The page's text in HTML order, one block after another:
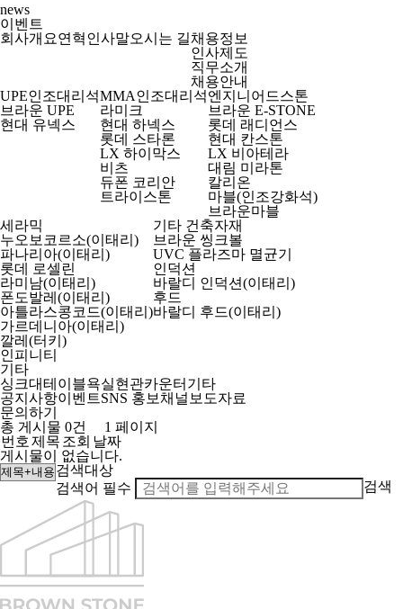
news
이벤트
회사개요연혁인사말오시는 길채용정보
인사제도
직무소개
채용안내
UPE인조대리석
브라운 UPE
현대 유넥스
MMA인조대리석
라미크
현대 하넥스
롯데 스타론
LX 하이막스
비츠
듀폰 코리안
트라이스톤
엔지니어드스톤
브라운 E-STONE
롯데 래디언스
현대 칸스톤
LX 비아테라
대림 미라톤
칼리온
마블(인조강화석)
브라운마블
세라믹
누오보코르소(이태리)
파나리아(이태리)
롯데 로셀린
라미남(이태리)
폰도발레(이태리)
아틀라스콩코드(이태리)
가르데니아(이태리)
깔레(터키)
인피니티
기타
기타 건축자재
브라운 씽크볼
UVC 플라즈마 멸균기
인덕션
바랄디 인덕션(이태리)
후드
바랄디 후드(이태리)
싱크대테이블욕실현관카운터 기타
공지사항이벤트SNS 홍보채널 보도자료
문의하기
총 게시물 0건
1 페이지
번호 제목 조회 날짜
게시물이 없습니다.
검색대상
검색어 필수 검색